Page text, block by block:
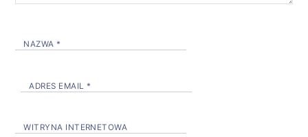
NAZWA *
ADRES EMAIL *
WITRYNA INTERNETOWA